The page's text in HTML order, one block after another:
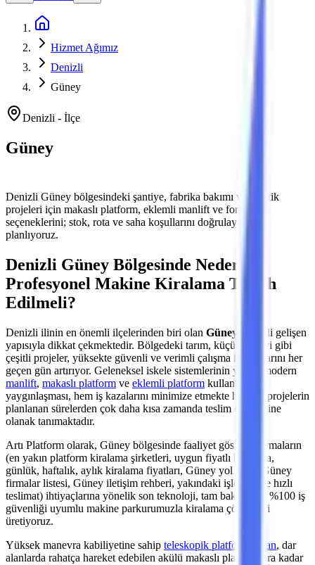
Hizmet Ağımız
Denizli
Güney
Denizli - İlçe
Güney
Denizli Güney bölgesindeki şantiye, fabrika bakımı ve lojistik
projeleri için makaslı platform, eklemli manlift ve forklift
seçeneklerini; stok, rota ve saha koşullarını doğrulayarak
planlıyoruz.
Denizli Güney Bölgesinde Neden
Profesyonel Makine Kiralama Tercih
Edilmeli?
Denizli ilinin en önemli ilçelerinden biri olan Güney
, sürekli gelişen
yapısıyla dikkat çekmektedir. Bölgedeki tarım, küçük sanayi gibi
çeşitli projeler, yüksekte güvenli ve verimli çalışma ihtiyaçlarını her
geçen gün artırıyor. Geleneksel iskele sistemlerinin yerine modern
manlift, makaslı platform ve eklemli platform kullanımının
yaygınlaşması, hem iş kazalarını minimize etmekte hem de projelerin
planlanan sürelerden çok daha kısa zamanda teslim edilmesine
olanak tanımaktadır.
Artı Platform olarak, Güney bölgesinde faaliyet gösteren firmaların
(en yakın platform kiralama şirketleri, uygun fiyatlı kiralama,
günlük, haftalık, aylık kiralama fiyatları, Güney yol tarifi, Güney
firmalar listesi, Güney iletişim rehberi, yakındaki işletmelere hızlı
teslimat) ihtiyaçlarına yönelik son teknoloji, tam bakımlı ve %100 iş
güvenliği uyumlu makine parkurumuzla kiralama çözümleri
üretiyoruz.
Yüksek manevra kabiliyetine sahip teleskopik platformlardan, dar
alanlarda rahatça hareket edebilen akülü makaslı platformlara kadar